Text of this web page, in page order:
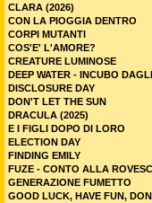
CLARA (2026)
CON LA PIOGGIA DENTRO
CORPI MUTANTI
COS'E' L'AMORE?
CREATURE LUMINOSE
DEEP WATER - INCUBO
DISCLOSURE DAY
DON'T LET THE SUN
DRACULA (2025)
E I FIGLI DOPO DI LORO
ELECTION DAY
FINDING EMILY
FUZE - CONTO ALLA
GENERAZIONE FUMETTO
GOOD LUCK, HAVE FUN,